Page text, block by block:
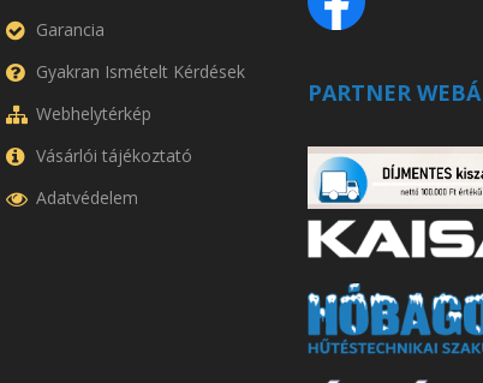
Garancia
Gyakran Ismételt Kérdések
Webhelytérkép
Vásárlói tájékoztató
Adatvédelem
PARTNER